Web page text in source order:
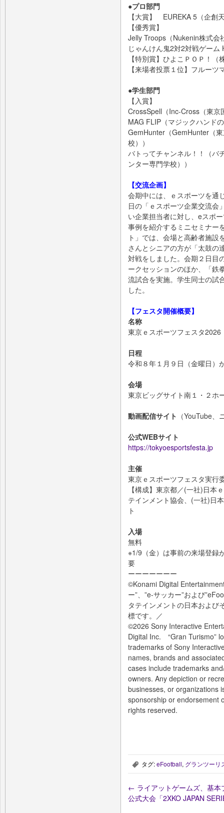
●プロ部門
【大賞】 EUREKA 5（企創
【優秀賞】
Jelly Troops（Nukenin株式会
じゃんけん鬼2対2対戦ゲー
【特別賞】ひよこＰＯＰ！（
【来場者投票１位】フルー
●学生部門
【入賞】
CrossSpell（Inc-Cross（東京
MAG FLIP（マジックハンド
GemHunter（GemHunter（
校））
バトってチャンネル！！（バ
ンター専門学校））
【交流企画】
会期中には、ｅスポーツを通
日の「ｅスポーツ企業交流会
い企業担当者に対し、eスポ
事例を紹介するミニセミナー
ト」では、会場と高齢者施
さんとシニアの方が「太鼓
対戦をしました。会期２日目
ークセッションのほか、「鉄
流試合を実施。学生同士の試
した。
【フェスタ開催概要】
名称
東京ｅスポーツフェスタ2026
日程
令和８年１月９日（金曜日）
会場
東京ビッグサイト南１・２ホ
動画配信サイト （YouTube
公式WEBサイト
https://tokyoesportsfesta.jp
主催
東京ｅスポーツフェスタ実行
【構成】東京都／(一社)日本
テインメント協会、(一社)日
ト
入場
無料
※1/9（金）は事前の来場登録
要
ーーーーーーー
©Konami Digital
ー”、”e-サッカー”および
タテインメントの日本および
標です。／
©2026 Sony Interactive
Digital Inc. “Gran Turismo”
trademarks of Sony
names, brands and
cases include trademarks
owners. Any depiction or
businesses, or organizations
sponsorship or endorsement
rights reserved.
, タグ:eFootball, グランツーリ
← ライアットゲームズ、基
公式大会「2XKO JAPAN